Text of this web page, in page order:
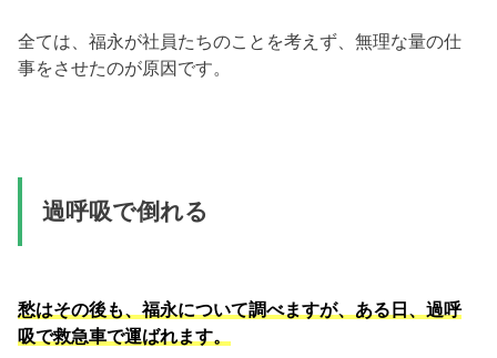
全ては、福永が社員たちのことを考えず、無理な量の仕
事をさせたのが原因です。
過呼吸で倒れる
愁はその後も、福永について調べますが、ある日、過呼
吸で救急車で運ばれます。